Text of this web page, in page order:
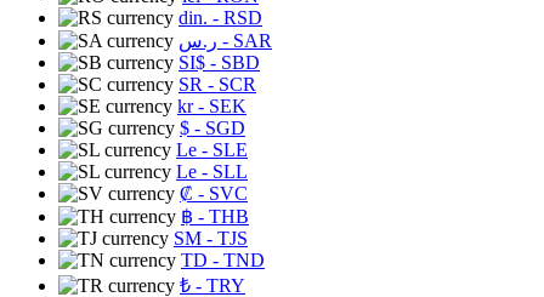
din. - RSD
ر.س - SAR
SI$ - SBD
SR - SCR
kr- SEK
$ - SGD
Le - SLE
Le - SLL
₡ - SVC
฿ - THB
ЅМ - TJS
TD - TND
₺ - TRY